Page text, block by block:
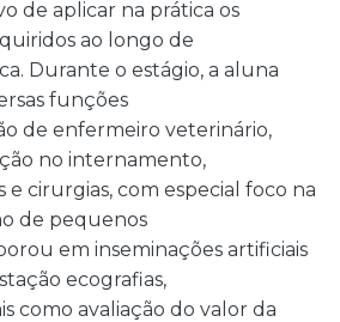
de aplicar na prática os
ao longo de
Durante o estágio, a aluna
funções
de enfermeiro veterinário,
no internamento,
e cirurgias, com especial foco na
de pequenos
em inseminações artificiais
ecografias,
como avaliação do valor da